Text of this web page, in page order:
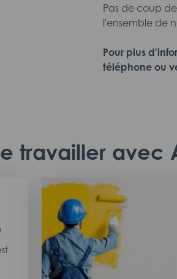
Pas de coup
l'ensemble de
Pour plus
téléphone ou
travailler avec